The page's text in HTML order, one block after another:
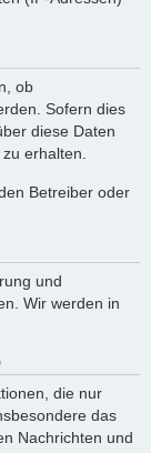
ob
Sofern dies
diese Daten
erhalten.
Betreiber oder
und
Wir werden in
die nur
das
Nachrichten und